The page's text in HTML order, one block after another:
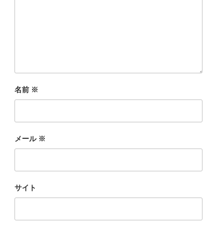
名前 ※
メール ※
サイト